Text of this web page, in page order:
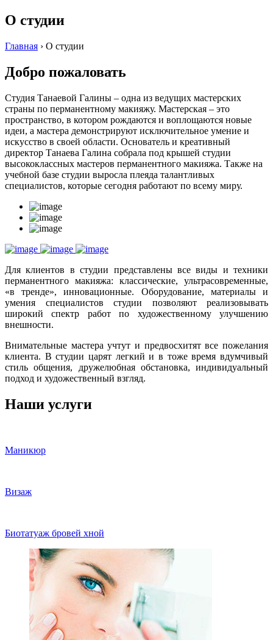
О студии
Главная › О студии
Добро пожаловать
Студия Танаевой Галины – одна из ведущих мастерских
страны по перманентному макияжу. Мастерская – это
пространство, в котором рождаются и воплощаются новые
идеи, а мастера демонстрируют исключительное умение и
искусство в своей области. Основатель и креативный
директор Танаева Галина собрала под крышей студии
высококлассных мастеров перманентного макияжа. Также на
учебной базе студии выросла плеяда талантливых
специалистов, которые сегодня работают по всему миру.
Для клиентов в студии представлены все виды и техники
перманентного макияжа: классические, ультрасовременные,
«в тренде», инновационные. Оборудование, материалы и
умения специалистов студии позволяют реализовывать
широкий спектр работ по художественному улучшению
внешности.
Внимательные мастера учтут и предвосхитят все пожелания
клиента. В студии царят легкий и в тоже время вдумчивый
стиль общения, дружелюбная обстановка, индивидуальный
подход и художественный взгляд.
Наши услуги
Маникюр
Визаж
Биотатуаж бровей хной